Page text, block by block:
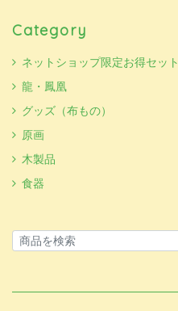
Category
ネットショップ限定お得セット
龍・鳳凰
グッズ（布もの）
原画
木製品
食器